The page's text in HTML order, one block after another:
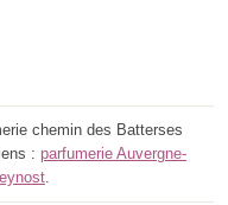
chemin des Batterses
: parfumerie Auvergne-